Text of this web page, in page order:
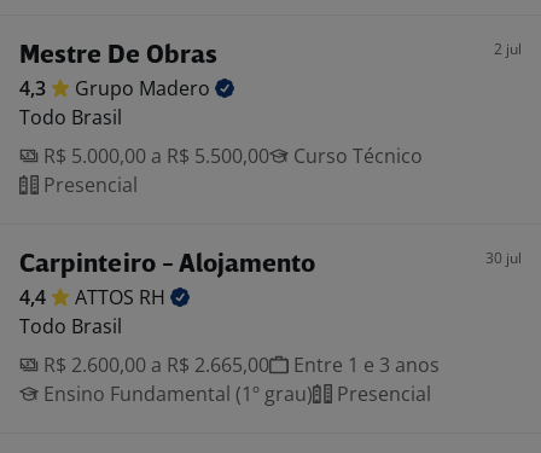
Mestre De Obras 2 jul
4,3 Grupo Madero
Todo Brasil
R$ 5.000,00 a R$ 5.500,00
Curso Técnico
Presencial
Carpinteiro - Alojamento 30 jul
4,4 ATTOS RH
Todo Brasil
R$ 2.600,00 a R$ 2.665,00
Entre 1 e 3 anos
Ensino Fundamental (1º grau)
Presencial